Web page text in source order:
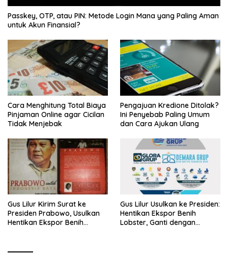
Passkey, OTP, atau PIN: Metode Login Mana yang Paling Aman
untuk Akun Finansial?
Cara Menghitung Total Biaya
Pinjaman Online agar Cicilan
Tidak Menjebak
Pengajuan Kredione Ditolak?
Ini Penyebab Paling Umum
dan Cara Ajukan Ulang
Gus Lilur Kirim Surat ke
Presiden Prabowo, Usulkan
Hentikan Ekspor Benih
Gus Lilur Usulkan ke Presiden:
Hentikan Ekspor Benih
Lobster, Ganti dengan